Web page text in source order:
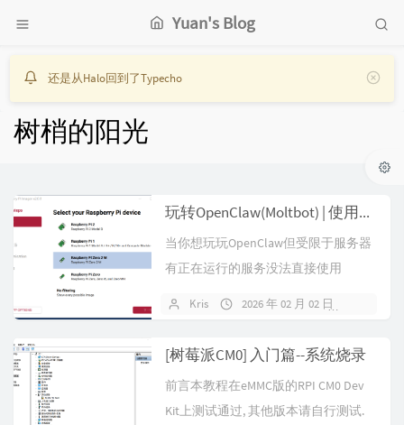
Yuan's Blog
还是从Halo回到了Typecho
树梢的阳光
玩转OpenClaw(Moltbot) | 使用Docker部署OpenClaw并绑定域名HTTPS开启公网访问
当你想玩玩OpenClaw但受限于服务器
有正在运行的服务没法直接使用
Kris 2026 年 02 月 02 日
[树莓派CM0] 入门篇--系统烧录
前言本教程在eMMC版的RPI CM0 Dev
Kit上测试通过, 其他版本请自行测试.